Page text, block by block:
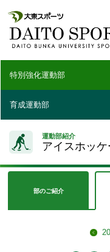
特別強化運動部
育成運動部
運動部紹介
アイスホッケ
部のご紹介